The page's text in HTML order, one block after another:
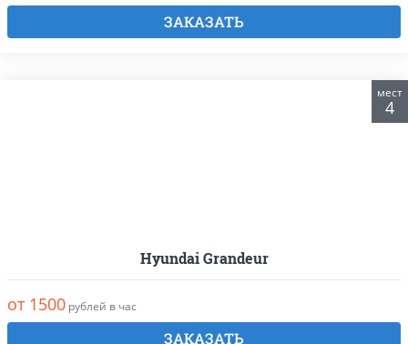
ЗАКАЗАТЬ
мест
4
Hyundai Grandeur
от 1500 рублей в час
ЗАКАЗАТЬ